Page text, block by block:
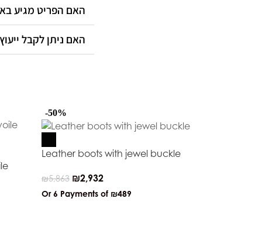
האם הפריט מגיע
האם ניתן לקבל
-50%
Leather boots with jewel buckle
₪5,863 ₪2,932
Or 6 Payments of ₪489